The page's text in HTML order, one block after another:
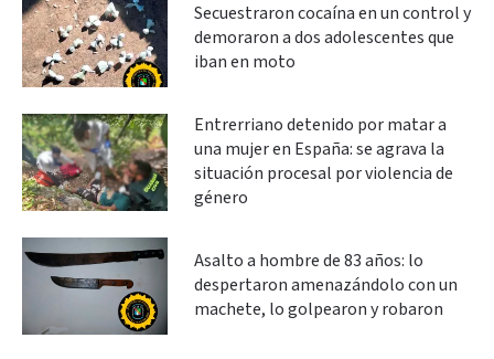
Secuestraron cocaína en un control y
demoraron a dos adolescentes que
iban en moto
Entrerriano detenido por matar a
una mujer en España: se agrava la
situación procesal por violencia de
género
Asalto a hombre de 83 años: lo
despertaron amenazándolo con un
machete, lo golpearon y robaron